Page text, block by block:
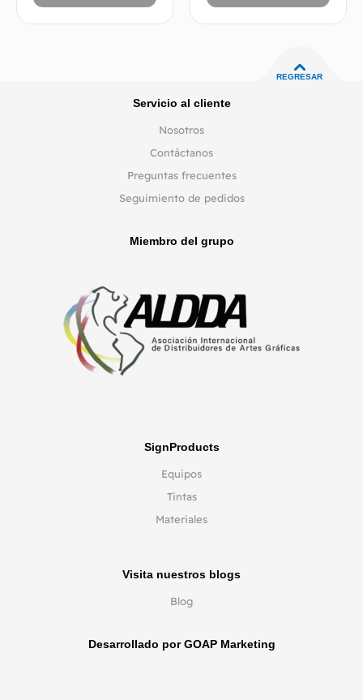
REGRESAR
Servicio al cliente
Nosotros
Contáctanos
Preguntas frecuentes
Seguimiento de pedidos
Miembro del grupo
SignProducts
Equipos
Tintas
Materiales
Desarrollado por GOAP Marketing
Visita nuestros blogs
Blog